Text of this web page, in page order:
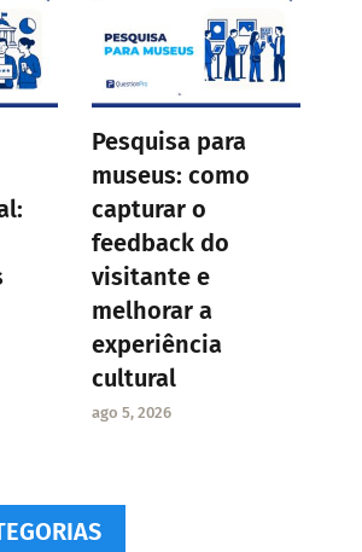
Pesquisa para
museus: como
capturar o
feedback do
visitante e
melhorar a
experiência
cultural
ago 5, 2026